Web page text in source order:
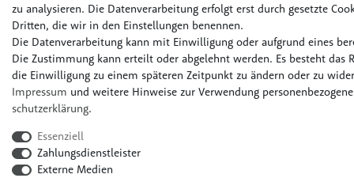
zu analysieren. Die Datenverarbeitung erfolgt erst durch gesetzte
Dritten, die wir in den Einstellungen benennen.
Die Datenverarbeitung kann mit Einwilligung oder aufgrund eines
Die Zustimmung kann erteilt oder abgelehnt werden. Es besteht das
die Einwilligung zu einem späteren Zeitpunkt zu ändern oder zu
Impressum und weitere Hinweise zur Verwendung
schutz­erklärung.
Essenziell
Zahlungsdienstleister
Externe Medien